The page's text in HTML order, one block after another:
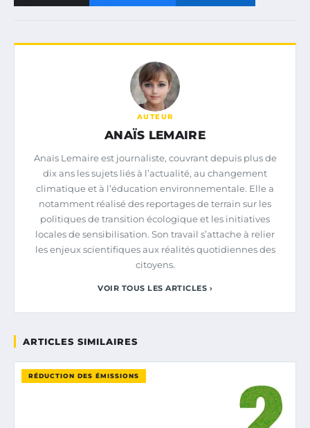
AUTEUR
ANAÏS LEMAIRE
Anaïs Lemaire est journaliste, couvrant depuis plus de
dix ans les sujets liés à l’actualité, au changement
climatique et à l’éducation environnementale. Elle a
notamment réalisé des reportages de terrain sur les
politiques de transition écologique et les initiatives
locales de sensibilisation. Son travail s’attache à relier
les enjeux scientifiques aux réalités quotidiennes des
citoyens.
VOIR TOUS LES ARTICLES ›
ARTICLES SIMILAIRES
RÉDUCTION DES ÉMISSIONS